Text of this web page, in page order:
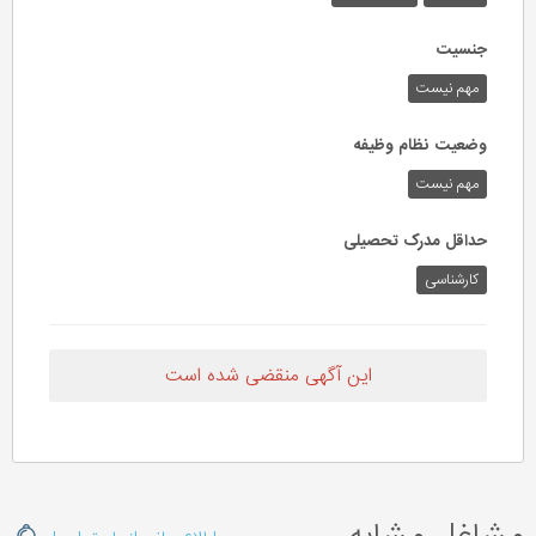
جنسیت
مهم نیست
وضعیت نظام وظیفه
مهم‌ نیست
حداقل مدرک تحصیلی
کارشناسی
این آگهی منقضی شده است